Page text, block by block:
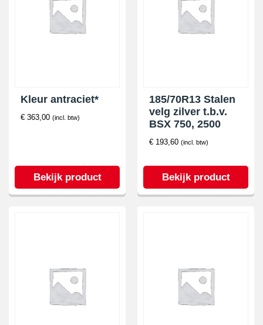
Kleur antraciet*
€ 363,00 (incl. btw)
Bekijk product
185/70R13 Stalen
velg zilver t.b.v.
BSX 750, 2500
€ 193,60 (incl. btw)
Bekijk product